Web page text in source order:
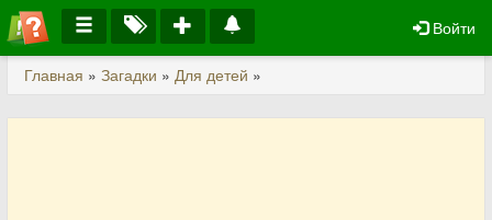
Войти
Главная » Загадки » Для детей »